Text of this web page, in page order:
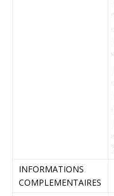
INFORMATIONS
COMPLEMENTAIRES